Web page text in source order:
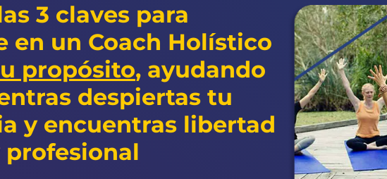
3 claves para
en un Coach Holístico
propósito, ayudando
despiertas tu
y encuentras libertad
profesional